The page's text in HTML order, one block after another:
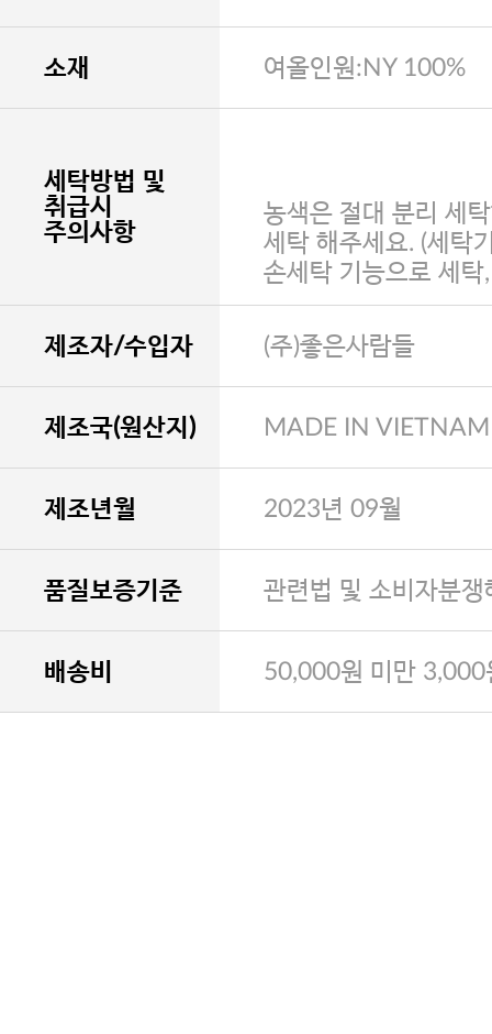
소재 여올인원:NY 100%
세탁방법 및
취급시
주의사항
농색은 절대 분리 세
세탁 해주세요. (세탁
손세탁 기능으로 세탁
제조자/수입자 (주)좋은사람들
제조국(원산지) MADE IN VIETNAM
제조년월 2023년 09월
품질보증기준 관련법 및 소비자분
배송비 50,000원 미만 3,000